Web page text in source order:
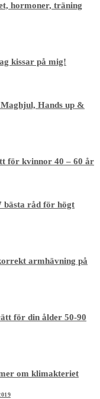
hormoner, träning
kissar på mig!
Hands up &
för kvinnor 40 – 60 år
bästa råd för högt
armhävning på
för din ålder 50-90
om klimakteriet